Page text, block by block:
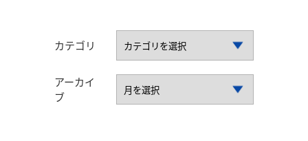
カテゴリ
アーカイ
ブ